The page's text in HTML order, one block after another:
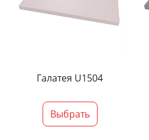
Галатея U1504
Выбрать